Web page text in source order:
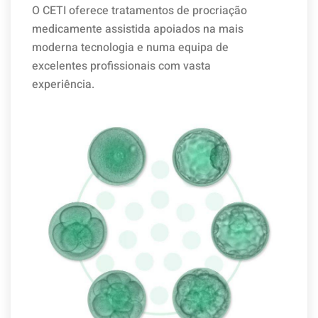
O CETI oferece tratamentos de procriação
medicamente assistida apoiados na mais
moderna tecnologia e numa equipa de
excelentes profissionais com vasta
experiência.